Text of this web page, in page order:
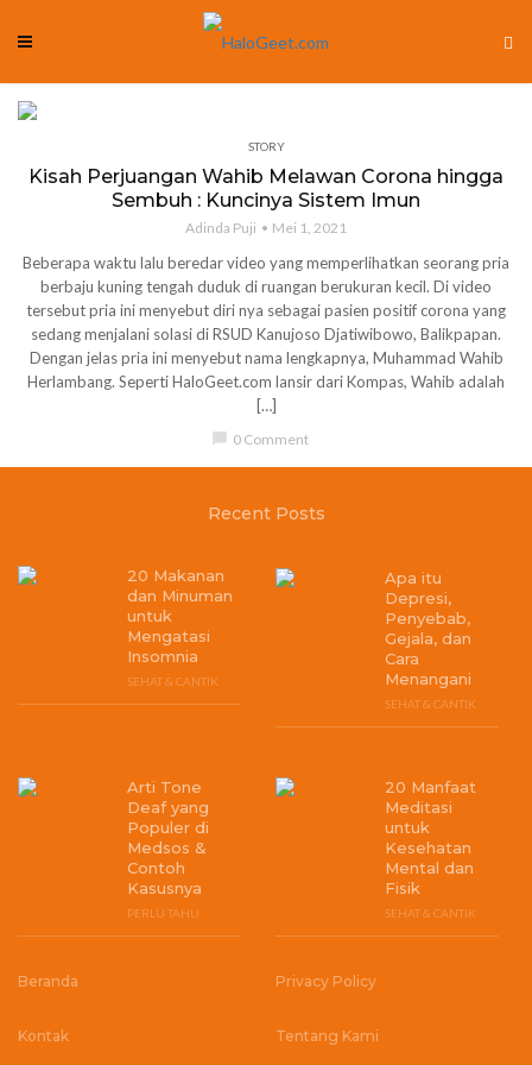
STORY
Kisah Perjuangan Wahib Melawan Corona hingga
Sembuh : Kuncinya Sistem Imun
Adinda Puji Mei 1, 2021
Beberapa waktu lalu beredar video yang memperlihatkan seorang pria
berbaju kuning tengah duduk di ruangan berukuran kecil. Di video
tersebut pria ini menyebut diri nya sebagai pasien positif corona yang
sedang menjalani solasi di RSUD Kanujoso Djatiwibowo, Balikpapan.
Dengan jelas pria ini menyebut nama lengkapnya, Muhammad Wahib
Herlambang. Seperti HaloGeet.com lansir dari Kompas, Wahib adalah
[…]
chat_bubble 0 Comment
Recent Posts
20 Makanan
dan Minuman
untuk
Mengatasi
Insomnia
SEHAT & CANTIK
Apa itu
Depresi,
Penyebab,
Gejala, dan
Cara
Menangani
SEHAT & CANTIK
Arti Tone
Deaf yang
Populer di
Medsos &
Contoh
Kasusnya
PERLU TAHU
20 Manfaat
Meditasi
untuk
Kesehatan
Mental dan
Fisik
SEHAT & CANTIK
Beranda Privacy Policy
Kontak Tentang Kami